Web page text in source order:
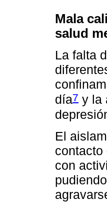
Mala
salud
La falta
día7 y la
El
contacto
con